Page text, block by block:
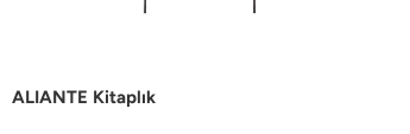
ALIANTE Kitaplık